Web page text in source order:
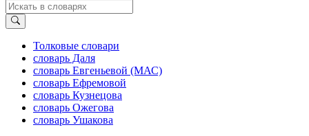
Толковые словари
словарь Даля
словарь Евгеньевой (МАС)
словарь Ефремовой
словарь Кузнецова
словарь Ожегова
словарь Ушакова